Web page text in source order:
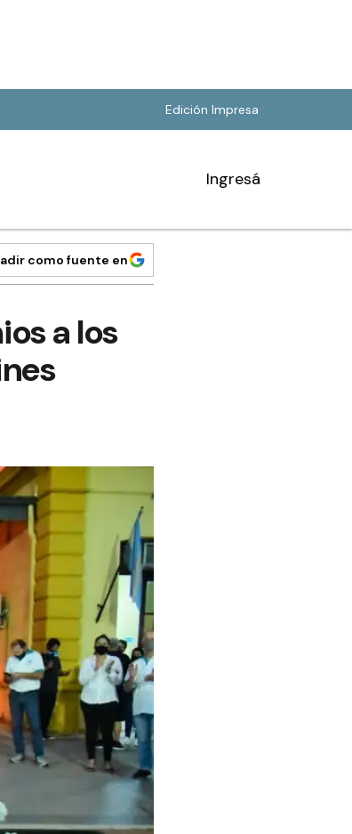
Edición Impresa
Ingresá
como fuente en
a los